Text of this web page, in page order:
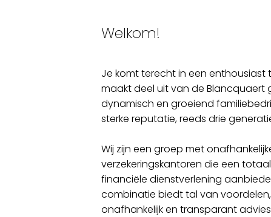
Welkom!
Je komt terecht in een enthousiast
maakt deel uit van de Blancquaert
dynamisch en groeiend
sterke reputatie, reeds drie
Wij zijn een groep met
verzekeringskantoren die een
financiële dienstverlening
combinatie biedt tal van
onafhankelijk en transparant